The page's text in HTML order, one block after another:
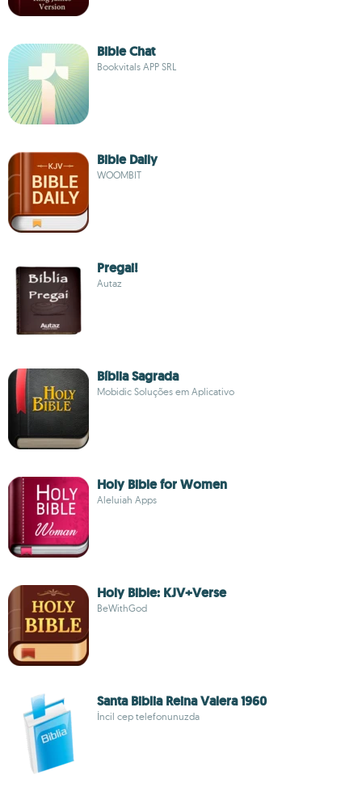
Bible Chat
Bookvitals APP SRL
Bible Daily
WOOMBIT
Pregai!
Autaz
Bíblia Sagrada
Mobidic Soluções em Aplicativo
Holy Bible for Women
Aleluiah Apps
Holy Bible: KJV+Verse
BeWithGod
Santa Biblia Reina Valera 1960
İncil cep telefonunuzda